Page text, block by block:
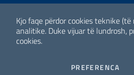
Kjo faqe përdor cookies teknike
analitike. Duke vijuar të lundrosh,
cookies.
PREFERENCA
Bashkëpunimit Ndërkombëtar